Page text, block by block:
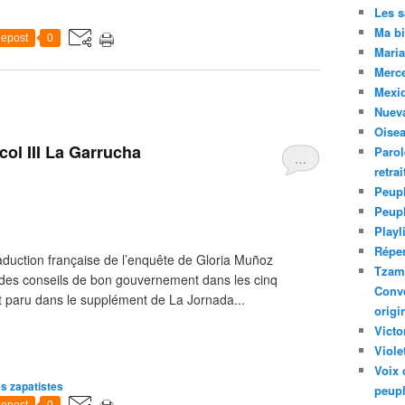
0
…
III La Garrucha
française de l’enquête de Gloria Muñoz
conseils de bon gouvernement dans les cinq
dans le supplément de La Jornada...
zapatistes
Les
Ma
Voix